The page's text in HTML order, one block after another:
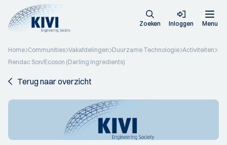
Zoeken Inloggen Menu
Home Communities Vakafdelingen Duurzame Technologie Activiteiten
Rendac Son/Ecoson (Darling Ingredients)
Terug naar overzicht